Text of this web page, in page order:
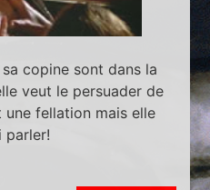
copine sont dans la
veut le persuader de
fellation mais elle
parler!